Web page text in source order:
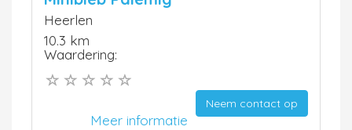
Heerlen
10.3 km
Waardering:
Neem contact op
Meer informatie